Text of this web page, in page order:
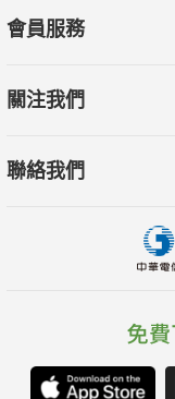
會員服務
關注我們
聯絡我們